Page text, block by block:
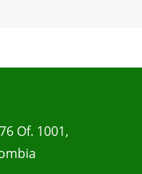
Of. 1001,